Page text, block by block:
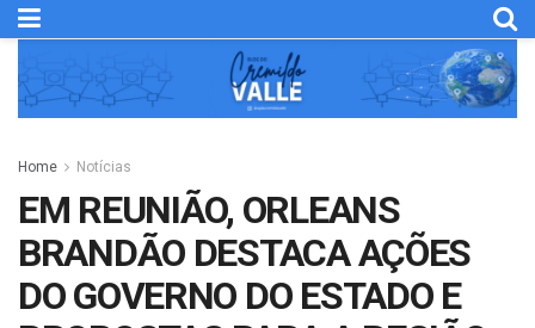
Home Notícias
EM REUNIÃO, ORLEANS
BRANDÃO DESTACA AÇÕES
DO GOVERNO DO ESTADO E